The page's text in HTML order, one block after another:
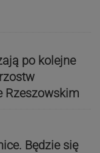
po kolejne
Rzeszowskim
Będzie się